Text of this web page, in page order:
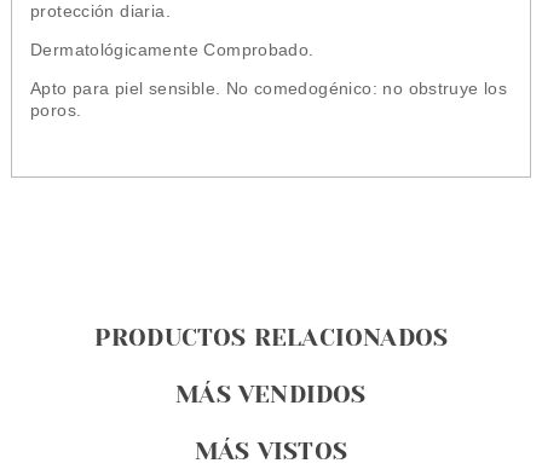
protección diaria.
Dermatológicamente Comprobado.
Apto para piel sensible. No comedogénico: no obstruye los
poros.
PRODUCTOS RELACIONADOS
MÁS VENDIDOS
MÁS VISTOS